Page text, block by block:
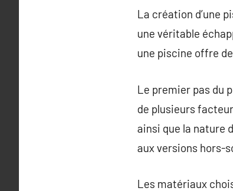
La création d’une
une véritable
une piscine offre
Le premier pas du
de plusieurs
ainsi que la nature
aux versions hors-
Les matériaux